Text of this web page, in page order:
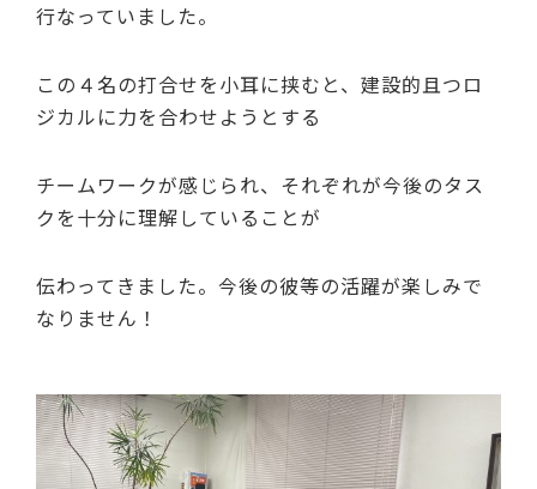
行なっていました。
この４名の打合せを小耳に挟むと、建設的且つロ
ジカルに力を合わせようとする
チームワークが感じられ、それぞれが今後のタス
クを十分に理解していることが
伝わってきました。今後の彼等の活躍が楽しみで
なりません！